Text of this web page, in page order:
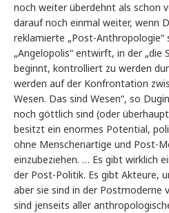
noch weiter überdehnt als schon
darauf noch einmal weiter, wenn
reklamierte „Post-Anthropologie“
„Angelopolis“ entwirft, in der „die
beginnt, kontrolliert zu werden
werden auf der Konfrontation
Wesen. Das sind Wesen“, so
noch göttlich sind (oder
besitzt ein enormes Potential,
ohne Menschenartige und Post-
einzubeziehen. … Es gibt wirklich
der Post-Politik. Es gibt Akteure,
aber sie sind in der Postmoderne
sind jenseits aller